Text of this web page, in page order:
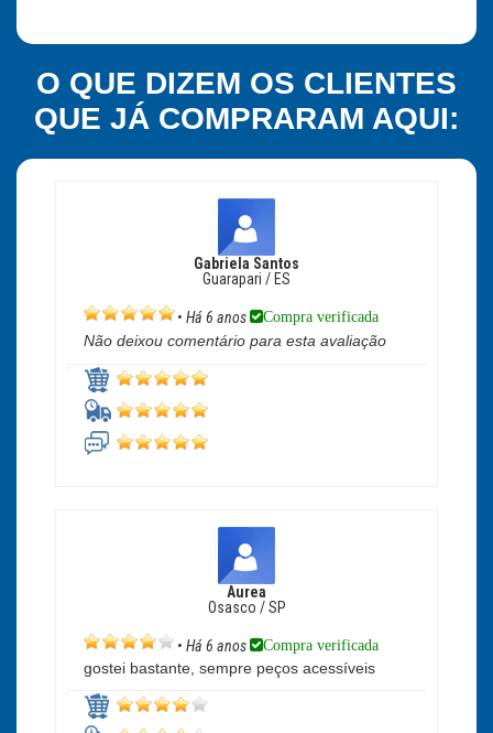
O QUE DIZEM OS CLIENTES
QUE JÁ COMPRARAM AQUI:
Gabriela Santos
Guarapari / ES
• Há 6 anos Compra verificada
Não deixou comentário para esta avaliação
Aurea
Osasco / SP
• Há 6 anos Compra verificada
gostei bastante, sempre peços acessíveis